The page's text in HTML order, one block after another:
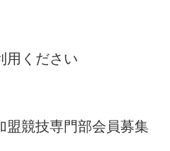
用ください
競技専門部会員募集